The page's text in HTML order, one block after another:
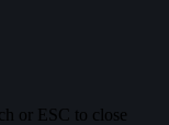
or ESC to close